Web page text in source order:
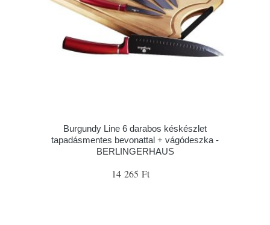
Burgundy Line 6 darabos késkészlet
tapadásmentes bevonattal + vágódeszka -
BERLINGERHAUS
14 265 Ft